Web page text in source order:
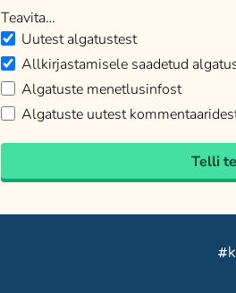
Teavita…
Uutest algatustest
Allkirjastamisele saadetud
Algatuste menetlusinfost
Algatuste uutest
Telli